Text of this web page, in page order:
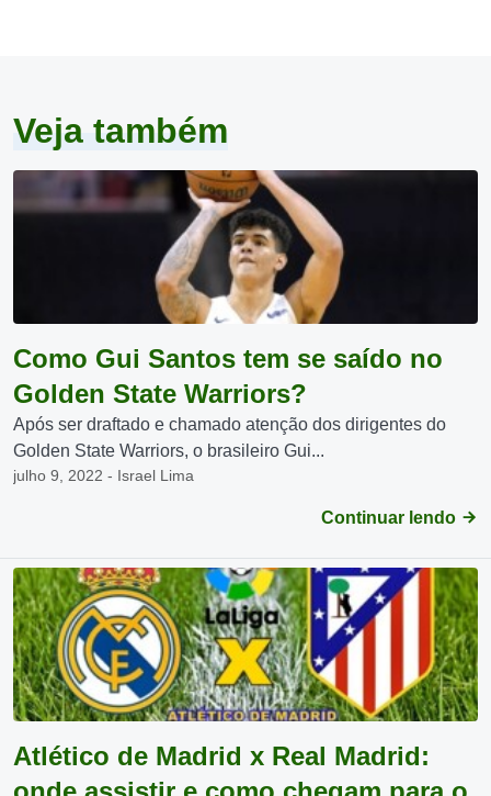
Veja também
Como Gui Santos tem se saído no
Golden State Warriors?
Após ser draftado e chamado atenção dos dirigentes do
Golden State Warriors, o brasileiro Gui...
julho 9, 2022 - Israel Lima
Continuar lendo
Atlético de Madrid x Real Madrid: